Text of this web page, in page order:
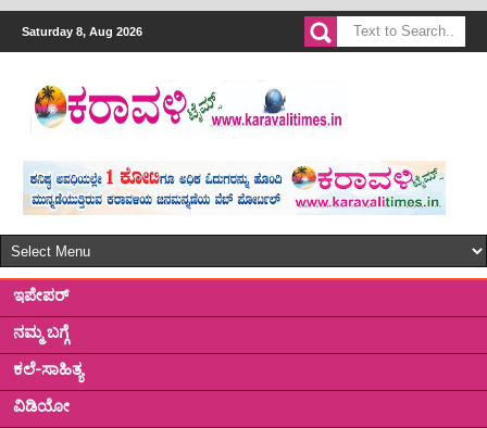
Saturday 8, Aug 2026
ಇಪೇಪರ್
ನಮ್ಮ ಬಗ್ಗೆ
ಕಲೆ-ಸಾಹಿತ್ಯ
ವಿಡಿಯೋ